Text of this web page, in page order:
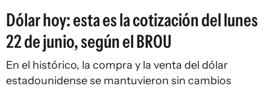
Dólar hoy: esta es la cotización del lunes
22 de junio, según el BROU
En el histórico, la compra y la venta del dólar
estadounidense se mantuvieron sin cambios